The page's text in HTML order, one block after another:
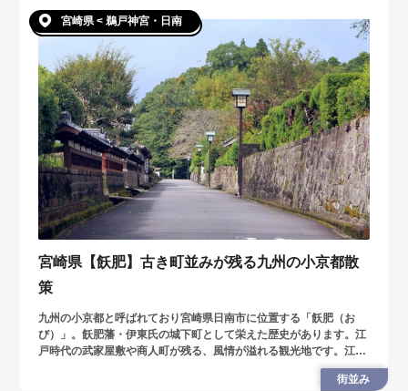
宮崎県 < 鵜戸神宮・日南
宮崎県【飫肥】古き町並みが残る九州の小京都散
策
九州の小京都と呼ばれており宮崎県日南市に位置する「飫肥（お
び）」。飫肥藩・伊東氏の城下町として栄えた歴史があります。江
戸時代の武家屋敷や商人町が残る、風情が溢れる観光地です。江戸
時代の情緒や歴史を感じながら、食べ歩きなども楽しめますよ。
街並み